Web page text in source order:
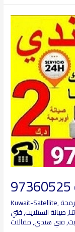
Kuwait-Satellite,
,صيانة الستلايت,فتي
,فني هندي,مقالات
فني
ستلايت
الرقة
97360525